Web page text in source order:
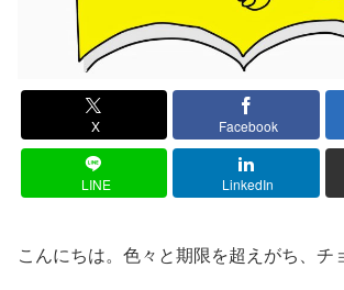
X Facebook
LINE LinkedIn
こんにちは。色々と期限を超えがち、チ